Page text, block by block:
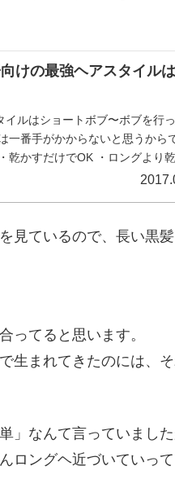
けの最強ヘアスタイル
イルはショートボブ〜ボブを行
一番手がかからないと思うから
乾かすだけでOK ・ロングより乾
見ているので、長い黒
ってると思います。
生まれてきたのには、
」なんて言っていまし
ロングヘ近づいていっ